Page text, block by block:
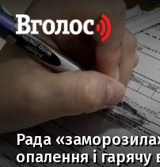
Рада
опалення і гарячу